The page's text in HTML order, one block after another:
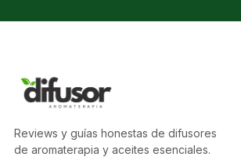
Reviews y guías honestas de difusores
de aromaterapia y aceites esenciales.